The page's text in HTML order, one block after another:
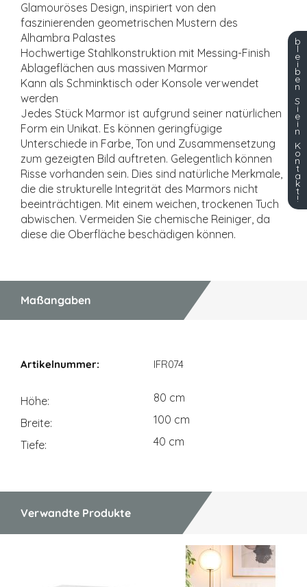
Glamouröses Design, inspiriert von den
faszinierenden geometrischen Mustern des
Alhambra Palastes
Hochwertige Stahlkonstruktion mit Messing-Finish
Ablageflächen aus massiven Marmor
Kann als Schminktisch oder Konsole verwendet
werden
Jedes Stück Marmor ist aufgrund seiner natürlichen
Form ein Unikat. Es können geringfügige
Unterschiede in Farbe, Ton und Zusammensetzung
zum gezeigten Bild auftreten. Gelegentlich können
Risse vorhanden sein. Dies sind natürliche Merkmale,
die die strukturelle Integrität des Marmors nicht
beeinträchtigen. Mit einem weichen, trockenen Tuch
abwischen. Vermeiden Sie chemische Reiniger, da
diese die Oberfläche beschädigen können.
Maßangaben
IFR074
Höhe
80 cm
Breite
100 cm
Tiefe
40 cm
Verwandte Produkte
b
l
e
i
b
e
n
S
i
e
i
n
K
o
n
t
a
k
t
!